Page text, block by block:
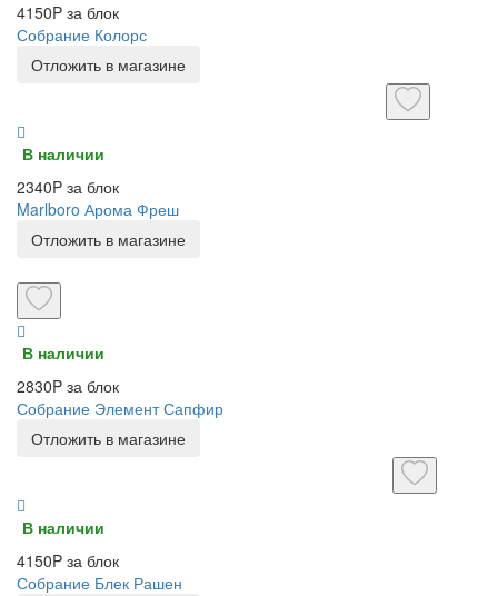
4150P за блок
Собрание Колорс
Отложить в магазине
В наличии
2340P за блок
Marlboro Арома Фреш
Отложить в магазине
В наличии
2830P за блок
Собрание Элемент Сапфир
Отложить в магазине
В наличии
4150P за блок
Собрание Блек Рашен